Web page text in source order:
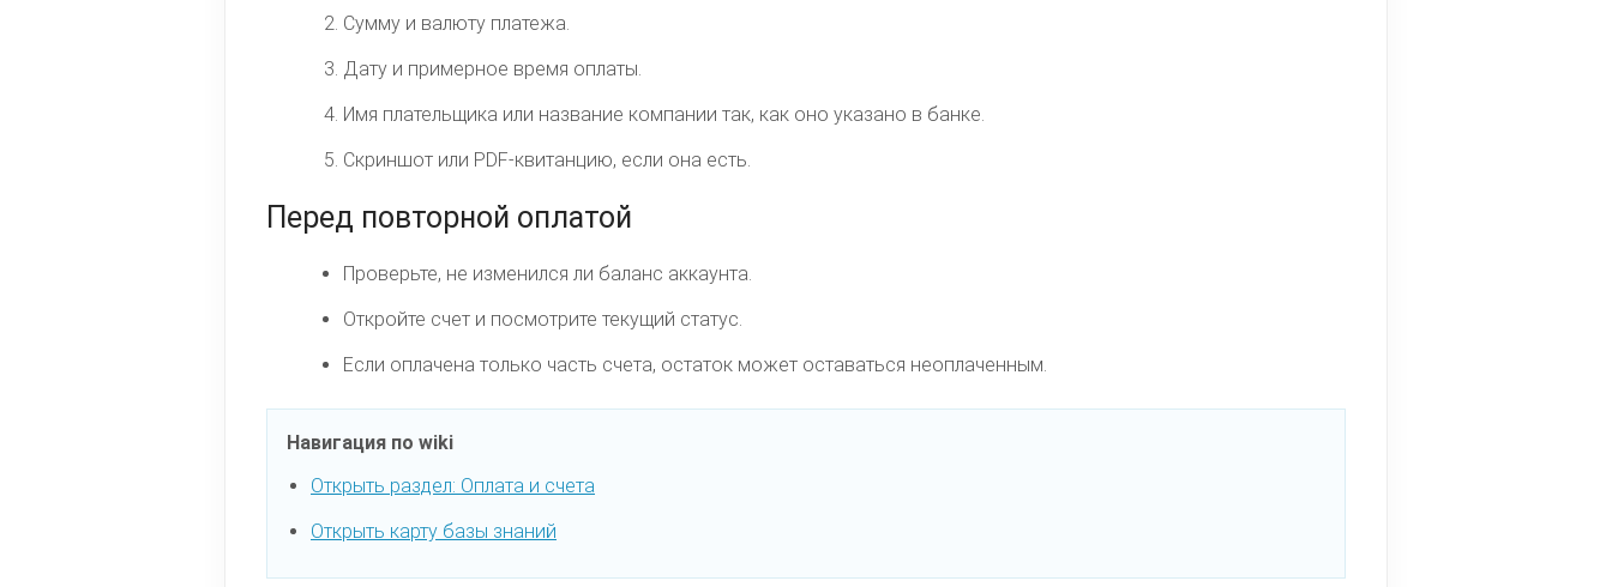
Сумму и валюту платежа.
Дату и примерное время оплаты.
Имя плательщика или название компании так, как оно указано в банке.
Скриншот или PDF-квитанцию, если она есть.
Перед повторной оплатой
Проверьте, не изменился ли баланс аккаунта.
Откройте счет и посмотрите текущий статус.
Если оплачена только часть счета, остаток может оставаться неоплаченным.
Навигация по wiki
Открыть раздел: Оплата и счета
Открыть карту базы знаний